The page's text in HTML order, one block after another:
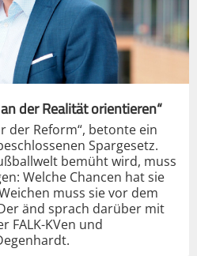
der Realität orientieren“
der Reform“, betonte ein
Spargesetz.
bemüht wird, muss
Welche Chancen hat sie
muss sie vor dem
änd sprach darüber mit
FALK-KVen und